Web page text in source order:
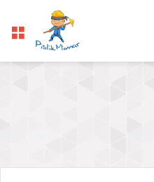
Menü